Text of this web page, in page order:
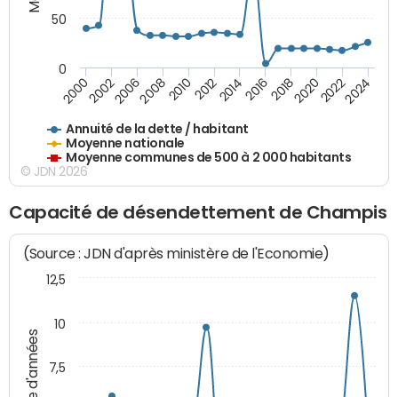
Annuité de la dette / habitant
Moyenne nationale
Moyenne communes de 500 à 2 000 habitants
200020022006200820102012201420162018202020222024
0
50
© JDN 2026
Capacité de désendettement de Champis
(Source : JDN d'après ministère de l'Economie)
7,5
10
12,5